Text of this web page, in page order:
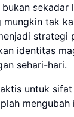
tak
strategi
identitas
sehari-hari.
untuk